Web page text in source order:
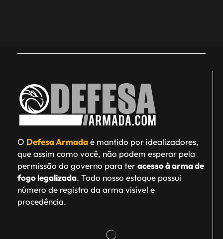
O Defesa Armadaé mantido por idealizadores,
que assim como você, não podem esperar pela
permissão do governo para teracesso à arma de
fogo legalizada. Todo nosso estoque possui
número de registro da arma visível e
procedência.